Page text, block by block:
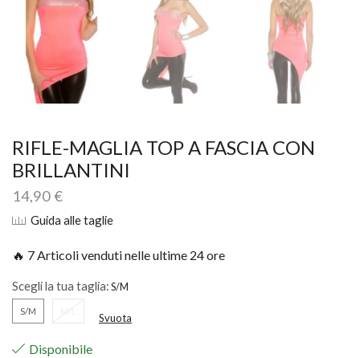
RIFLE-MAGLIA TOP A FASCIA CON
BRILLANTINI
14,90€
Guida alle taglie
🔥 7 Articoli venduti nelle ultime 24 ore
Scegli la tua taglia:
S/M M/L Svuota
Disponibile